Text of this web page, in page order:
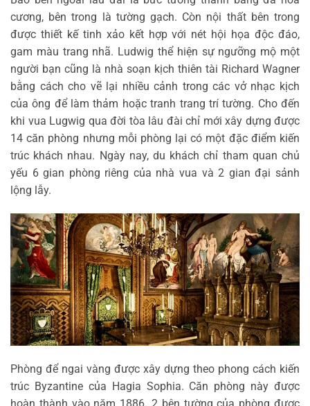
cương, bên trong là tường gạch. Còn nội thất bên trong
được thiết kế tinh xảo kết hợp với nét hội họa độc đáo,
gam màu trang nhã. Ludwig thể hiện sự ngưỡng mộ một
người bạn cũng là nhà soạn kịch thiên tài Richard Wagner
bằng cách cho vẽ lại nhiều cảnh trong các vở nhạc kịch
của ông để làm thảm hoặc tranh trang trí tường. Cho đến
khi vua Lugwig qua đời tòa lâu đài chỉ mới xây dựng được
14 căn phòng nhưng mỗi phòng lại có một đặc điểm kiến
trúc khách nhau. Ngày nay, du khách chỉ tham quan chủ
yếu 6 gian phòng riêng của nhà vua và 2 gian đại sảnh
lộng lẫy.
Phòng để ngai vàng được xây dựng theo phong cách kiến
trúc Byzantine của Hagia Sophia. Căn phòng này được